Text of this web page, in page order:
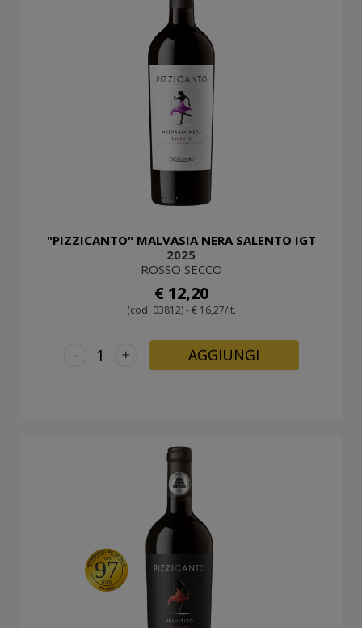
"PIZZICANTO" MALVASIA NERA SALENTO IGT
2025
ROSSO SECCO
€ 12,20
(cod. 03812) - € 16,27/lt.
+
- AGGIUNGI
97